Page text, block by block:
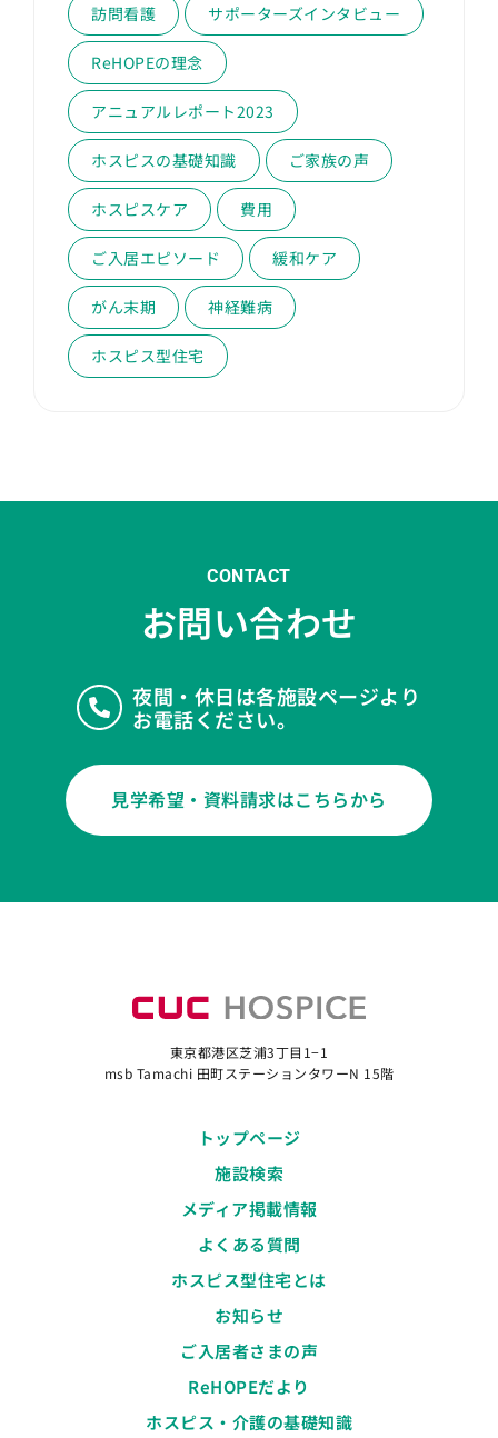
訪問看護 サポーターズインタビュー
ReHOPEの理念
アニュアルレポート2023
ホスピスの基礎知識 ご家族の声
ホスピスケア 費用
ご入居エピソード 緩和ケア
がん末期 神経難病
ホスピス型住宅
CONTACT
お問い合わせ
夜間・休日は各施設ページより
お電話ください。
見学希望・資料請求はこちらから
東京都港区芝浦3丁目1−1
msb Tamachi 田町ステーションタワーN 15階
トップページ
施設検索
メディア掲載情報
よくある質問
ホスピス型住宅とは
お知らせ
ご入居者さまの声
ReHOPEだより
ホスピス・介護の基礎知識